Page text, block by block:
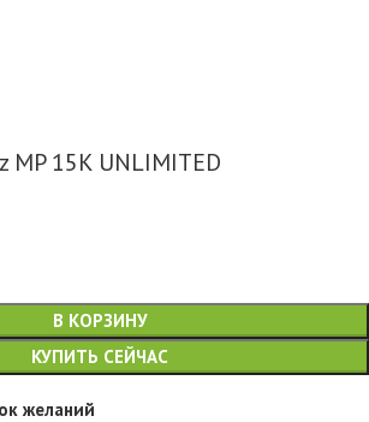
MP 15K UNLIMITED
В КОРЗИНУ
КУПИТЬ СЕЙЧАС
желаний